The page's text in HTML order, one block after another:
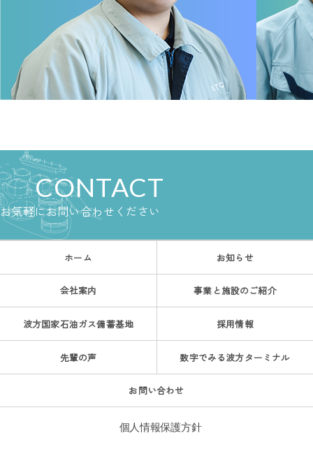
CONTACT
お気軽にお問い合わせください
ホーム お知らせ
会社案内 事業と施設のご紹介
波方国家石油ガス備蓄基地 採用情報
先輩の声 数字でみる波方ターミナル
お問い合わせ
個人情報保護方針